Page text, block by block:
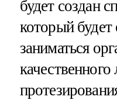
будет создан
который будет
заниматься